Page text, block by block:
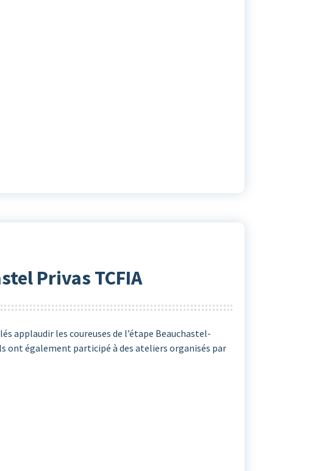
Privas TCFIA
applaudir les coureuses de l’étape Beauchastel-
ont également participé à des ateliers organisés par